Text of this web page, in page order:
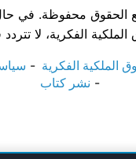
الحقوق محفوظة. في
الفكرية، لا تتردد
الملكية الفكرية
نشر كتاب